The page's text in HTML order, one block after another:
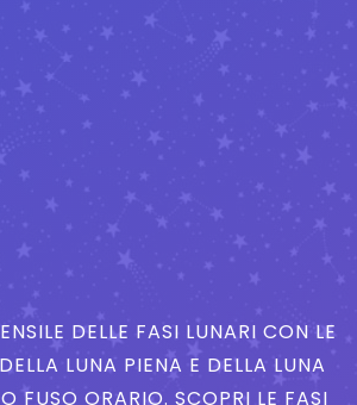
DELLE FASI LUNARI CON LE
LUNA PIENA E DELLA LUNA
FUSO ORARIO. SCOPRI LE FASI